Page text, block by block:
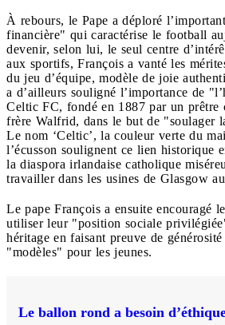
À rebours, le Pape a déploré
financière" qui caractérise le football
devenir, selon lui, le seul centre
aux sportifs, François a vanté les
du jeu d’équipe, modèle de joie
a d’ailleurs souligné l’importance de
Celtic FC, fondé en 1887 par un prêtre
frère Walfrid, dans le but de "soulager
Le nom ‘Celtic’, la couleur verte du
l’écusson soulignent ce lien historique
la diaspora irlandaise catholique
travailler dans les usines de Glasgow
Le pape François a ensuite encouragé
utiliser leur "position sociale
héritage en faisant preuve de
"modèles" pour les jeunes.
Le ballon rond a besoin